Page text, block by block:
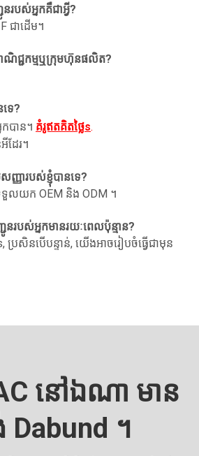
របស់អ្នកគឺជាអ្វី?
ជាដើម។
ាណិជ្ជកម្មឬក្រុមហ៊ុនផលិត?
ទេ?
កបាន។ គំរូឥតគិតថ្លៃs.
ដែរ។
សញ្ញារបស់ខ្ញុំបានទេ?
លយក OEM និង ODM ។
នរបស់អ្នកមានរយៈពេលប៉ុន្មាន?
ប្រសិនបើបន្ទាន់, យើងអាចរៀបចំធ្វើជាមុន
នៅឯណា មាន
Dabund ។